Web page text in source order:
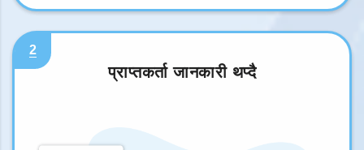
2
प्राप्तकर्ता जानकारी थप्दै